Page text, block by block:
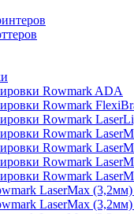
Rowmark ADA
Rowmark
Rowmark
Rowmark
Rowmark
Rowmark
Rowmark
LaserMax
LaserMax